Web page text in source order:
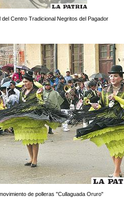
del Centro Tradicional Negritos del Pagador
de polleras "Cullaguada Oruro"